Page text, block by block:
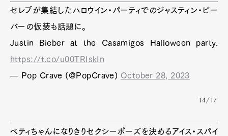
セレブが集結したハロウイン・パーティでのジャスティン・ビー
バーの仮装も話題に。
Justin Bieber at the Casamigos Halloween party.
https://t.co/u00TRIskIn
— Pop Crave (@PopCrave) October 28, 2023
14/17
ベティちゃんになりきりセクシーポーズを決めるアイス・スパイ